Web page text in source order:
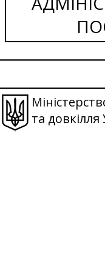
та довкілля